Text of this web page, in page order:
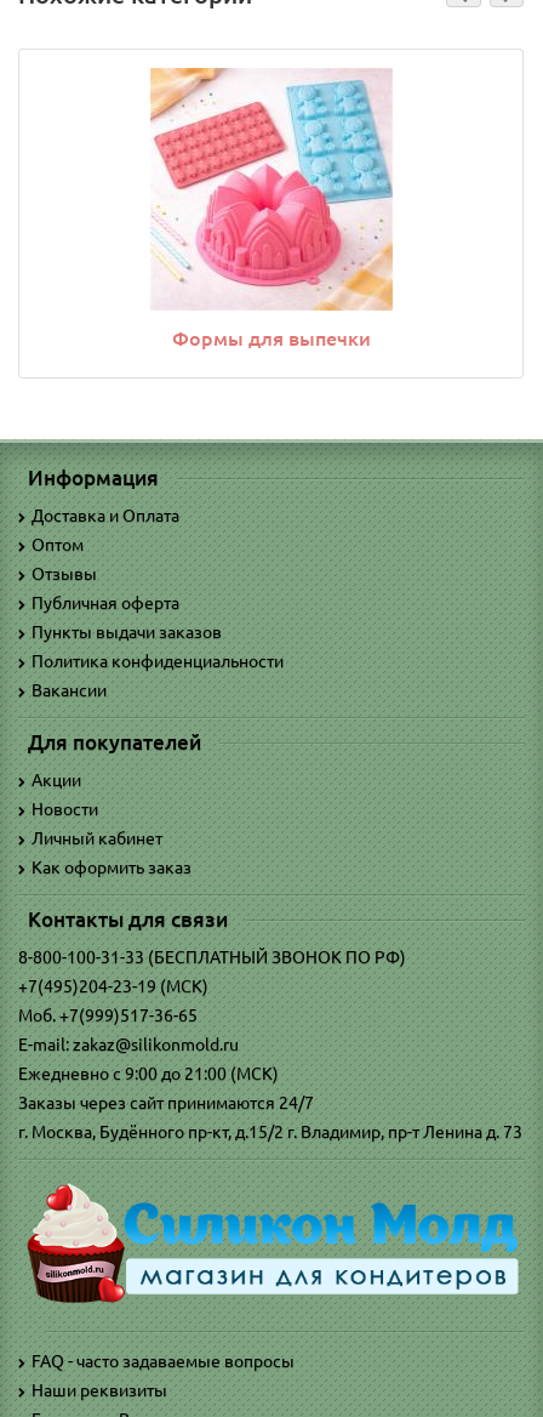
Формы для выпечки
Информация
Доставка и Оплата
Оптом
Отзывы
Публичная оферта
Пункты выдачи заказов
Политика конфиденциальности
Вакансии
Для покупателей
Акции
Новости
Личный кабинет
Как оформить заказ
Контакты для связи
8-800-100-31-33 (БЕСПЛАТНЫЙ ЗВОНОК ПО РФ)
+7(495)204-23-19 (МСК)
Моб. +7(999)517-36-65
E-mail: zakaz@silikonmold.ru
Ежедневно с 9:00 до 21:00 (МСК)
Заказы через сайт принимаются 24/7
г. Москва, Будённого пр-кт, д.15/2 г. Владимир, пр-т Ленина д. 73
FAQ - часто задаваемые вопросы
Наши реквизиты